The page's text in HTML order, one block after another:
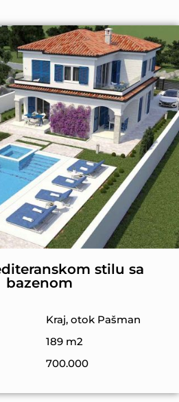
stilu sa
bazenom
Kraj, otok Pašman
189 m2
700.000